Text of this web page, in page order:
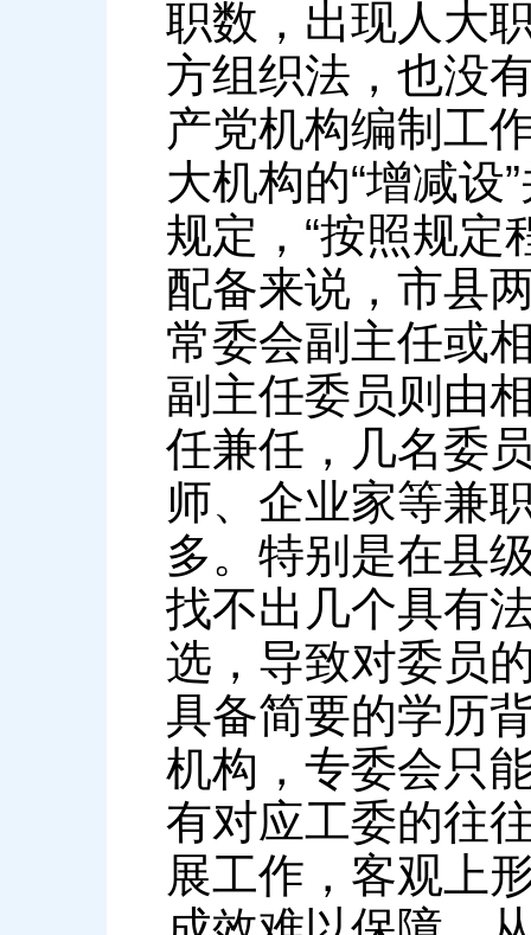
职数，出现人大
方组织法，也没
产党机构编制工
大机构的“增减设
规定，“按照规定
配备来说，市县
常委会副主任或
副主任委员则由
任兼任，几名委
师、企业家等兼
多。特别是在县
找不出几个具有
选，导致对委员
具备简要的学历
机构，专委会只
有对应工委的往
展工作，客观上